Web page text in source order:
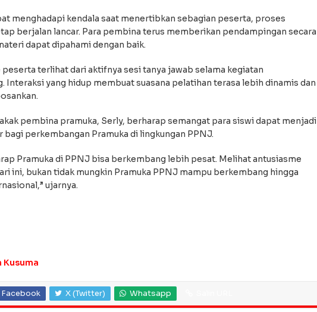
menghadapi kendala saat menertibkan sebagian peserta, proses
berjalan lancar. Para pembina terus memberikan pendampingan secara
dapat dipahami dengan baik.
terlihat dari aktifnya sesi tanya jawab selama kegiatan
Interaksi yang hidup membuat suasana pelatihan terasa lebih dinamis dan
pembina pramuka, Serly, berharap semangat para siswi dapat menjadi
bagi perkembangan Pramuka di lingkungan PPNJ.
Pramuka di PPNJ bisa berkembang lebih pesat. Melihat antusiasme
ini, bukan tidak mungkin Pramuka PPNJ mampu berkembang hingga
ujarnya.
Kusuma
Facebook X (Twitter) Whatsapp